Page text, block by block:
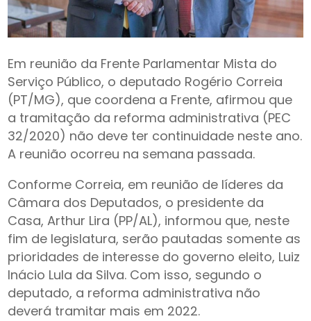
Em reunião da Frente Parlamentar Mista do
Serviço Público, o deputado Rogério Correia
(PT/MG), que coordena a Frente, afirmou que
a tramitação da reforma administrativa (PEC
32/2020) não deve ter continuidade neste ano.
A reunião ocorreu na semana passada.
Conforme Correia, em reunião de líderes da
Câmara dos Deputados, o presidente da
Casa, Arthur Lira (PP/AL), informou que, neste
fim de legislatura, serão pautadas somente as
prioridades de interesse do governo eleito, Luiz
Inácio Lula da Silva. Com isso, segundo o
deputado, a reforma administrativa não
deverá tramitar mais em 2022.